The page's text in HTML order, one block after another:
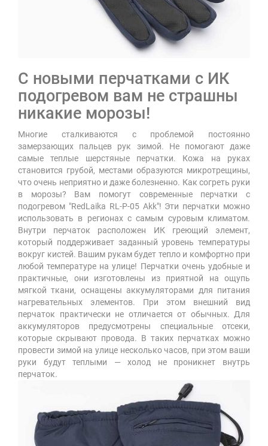
С новыми перчатками с ИК
подогревом вам не страшны
никакие морозы!
Многие сталкиваются с проблемой постоянно
замерзающих пальцев рук зимой. Не помогают даже
самые теплые шерстяные перчатки. Кожа на руках
становится грубой, местами образуются микротрещины,
что очень неприятно и даже болезненно. Как согреть руки
в морозы? Вам помогут современные перчатки с
подогревом "RedLaika RL-P-05 Akk"! Эти перчатки можно
использовать в регионах с самым суровым климатом.
Внутри перчаток расположен ИК греющий элемент,
который поддерживает заданный уровень температуры
вокруг кистей. Вашим рукам будет тепло и комфортно при
любой температуре на улице! Перчатки очень удобные и
практичные, они изготовлены из приятной на ощупь
мягкой ткани, оснащены аккумуляторами для питания
нагревательных элементов. При этом внешний вид
перчаток практически не отличается от обычных. Для
аккумуляторов предусмотрены специальные отсеки,
которые скрывают провода. В таких перчатках можно
провести зимой на улице несколько часов, при этом ваши
руки будут теплыми — холод не проникнет внутрь
перчаток.